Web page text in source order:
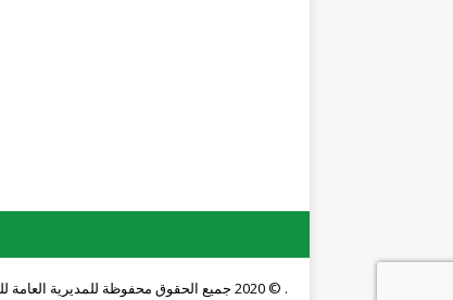
. © 2020 جميع الحقوق محفوظة للمديرية العامة للتعليم المهني والتقني